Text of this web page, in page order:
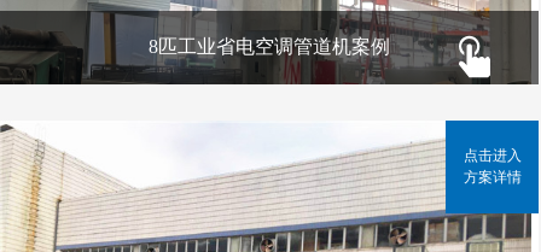
8匹工业省电空调管道机案例
点击进入
方案详情